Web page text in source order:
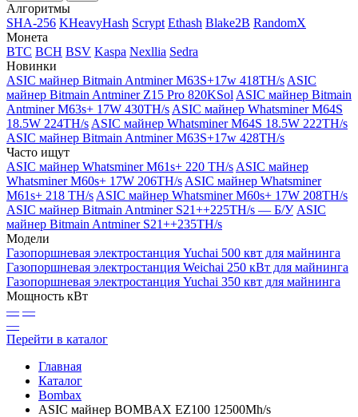
Алгоритмы
SHA-256 KHeavyHash Scrypt Ethash Blake2B RandomX
Монета
BTC BCH BSV Kaspa Nexllia Sedra
Новинки
ASIC майнер Bitmain Antminer M63S+17w 418TH/s ASIC
майнер Bitmain Antminer Z15 Pro 820KSol ASIC майнер Bitmain
Antminer M63s+ 17W 430TH/s ASIC майнер Whatsminer M64S
18.5W 224TH/s ASIC майнер Whatsminer M64S 18.5W 222TH/s
ASIC майнер Bitmain Antminer M63S+17w 428TH/s
Часто ищут
ASIC майнер Whatsminer M61s+ 220 TH/s ASIC майнер
Whatsminer M60s+ 17W 206TH/s ASIC майнер Whatsminer
M61s+ 218 TH/s ASIC майнер Whatsminer M60s+ 17W 208TH/s
ASIC майнер Bitmain Antminer S21++225TH/s — Б/У ASIC
майнер Bitmain Antminer S21++235TH/s
Модели
Газопоршневая электростанция Yuchai 500 квт для майнинга
Газопоршневая электростанция Weichai 250 кВт для майнинга
Газопоршневая электростанция Yuchai 350 квт для майнинга
Мощность кВт
— —
—
Перейти в каталог
Главная
Каталог
Bombax
ASIC майнер BOMBAX EZ100 12500Mh/s